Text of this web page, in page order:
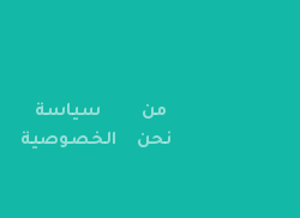
من
نحن
سياسة
الخصوصية